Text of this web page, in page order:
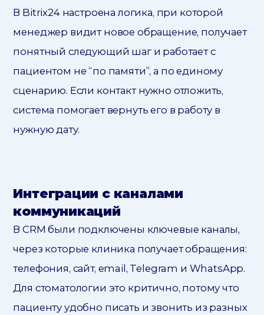
В Bitrix24 настроена логика, при которой
менеджер видит новое обращение, получает
понятный следующий шаг и работает с
пациентом не “по памяти”, а по единому
сценарию. Если контакт нужно отложить,
система помогает вернуть его в работу в
нужную дату.
Интеграции с каналами
коммуникаций
В CRM были подключены ключевые каналы,
через которые клиника получает обращения:
телефония, сайт, email, Telegram и WhatsApp.
Для стоматологии это критично, потому что
пациенту удобно писать и звонить из разных